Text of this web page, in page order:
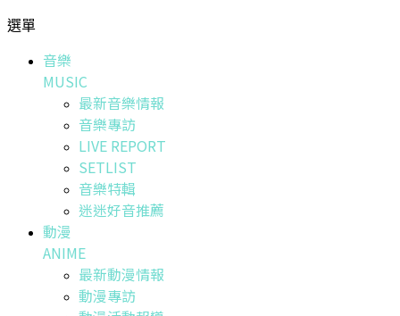
選單
音樂
MUSIC
最新音樂情報
音樂專訪
LIVE REPORT
SETLIST
音樂特輯
迷迷好音推薦
動漫
ANIME
最新動漫情報
動漫專訪